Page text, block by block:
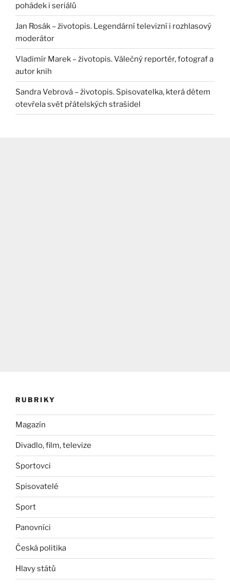
pohádek i seriálů
Jan Rosák – životopis. Legendární televizní i rozhlasový
moderátor
Vladimír Marek – životopis. Válečný reportér, fotograf a
autor knih
Sandra Vebrová – životopis. Spisovatelka, která dětem
otevřela svět přátelských strašidel
RUBRIKY
Magazín
Divadlo, film, televize
Sportovci
Spisovatelé
Sport
Panovníci
Česká politika
Hlavy států